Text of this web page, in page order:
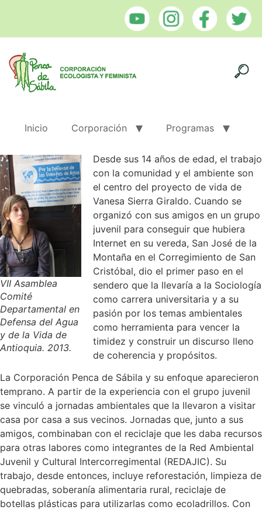
Inicio Corporación Programas
VII Asamblea
Comité
Departamental en
Defensa del Agua
y de la Vida de
Antioquia. 2013.
Desde sus 14 años de edad, el trabajo
con la comunidad y el ambiente son
el centro del proyecto de vida de
Vanesa Sierra Giraldo. Cuando se
organizó con sus amigos en un grupo
juvenil para conseguir que hubiera
Internet en su vereda, San José de la
Montaña en el Corregimiento de San
Cristóbal, dio el primer paso en el
sendero que la llevaría a la Sociología
como carrera universitaria y a su
pasión por los temas ambientales
como herramienta para vencer la
timidez y construir un discurso lleno
de coherencia y propósitos.
La Corporación Penca de Sábila y su enfoque aparecieron
temprano. A partir de la experiencia con el grupo juvenil
se vinculó a jornadas ambientales que la llevaron a visitar
casa por casa a sus vecinos. Jornadas que, junto a sus
amigos, combinaban con el reciclaje que les daba recursos
para otras labores como integrantes de la Red Ambiental
Juvenil y Cultural Intercorregimental (REDAJIC). Su
trabajo, desde entonces, incluye reforestación, limpieza de
quebradas, soberanía alimentaria rural, reciclaje de
botellas plásticas para utilizarlas como ecoladrillos. Con